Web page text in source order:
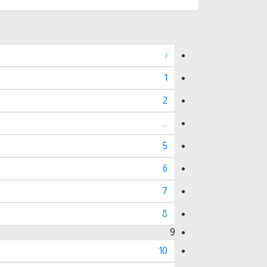
‹
1
2
...
5
6
7
8
9
10